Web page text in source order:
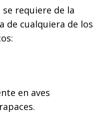
requiere de la
de cualquiera de los
en aves